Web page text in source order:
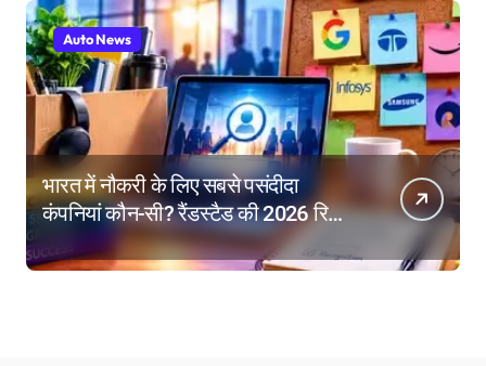
Auto News
भारत में नौकरी के लिए सबसे पसंदीदा
कंपनियां कौन-सी? रैंडस्टैड की 2026 रिपोर्ट
में गूगल नंबर-1